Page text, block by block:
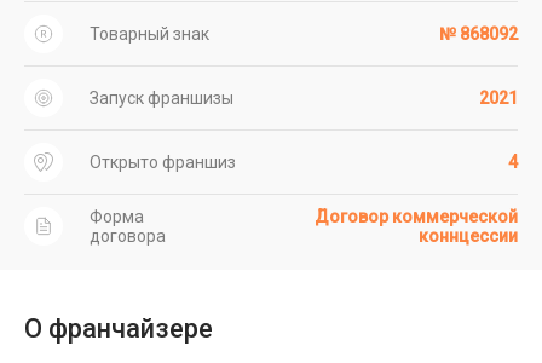
Товарный знак № 868092
Запуск франшизы 2021
Открыто франшиз 4
Форма
договора
Договор коммерческой
коннцессии
О франчайзере